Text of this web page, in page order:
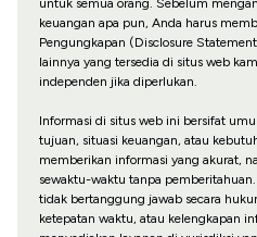
untuk semua orang. Sebelum
keuangan apa pun, Anda harus
Pengungkapan (Disclosure
lainnya yang tersedia di situs web
independen jika diperlukan.
Informasi di situs web ini bersifat
tujuan, situasi keuangan, atau
memberikan informasi yang akurat,
sewaktu-waktu tanpa
tidak bertanggung jawab secara
ketepatan waktu, atau kelengkapan